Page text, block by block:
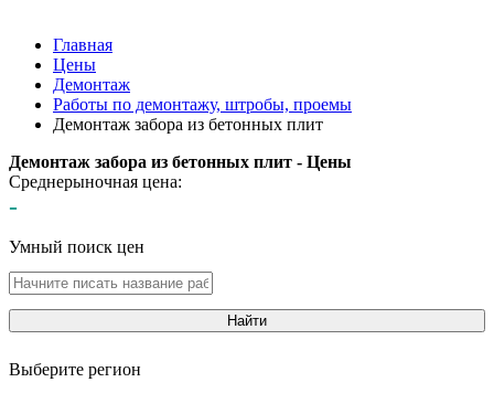
Главная
Цены
Демонтаж
Работы по демонтажу, штробы, проемы
Демонтаж забора из бетонных плит
Демонтаж забора из бетонных плит - Цены
Среднерыночная цена:
-
Умный поиск цен
Найти
Выберите регион